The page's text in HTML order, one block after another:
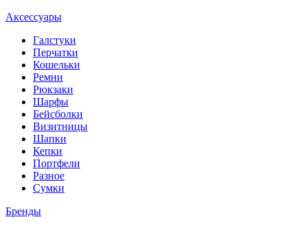
Аксессуары
Галстуки
Перчатки
Кошельки
Ремни
Рюкзаки
Шарфы
Бейсболки
Визитницы
Шапки
Кепки
Портфели
Разное
Сумки
Бренды